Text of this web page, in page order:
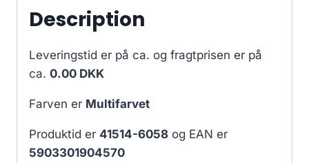
Description
Leveringstid er på ca. og fragtprisen er på
ca. 0.00 DKK
Farven er Multifarvet
Produktid er 41514-6058 og EAN er
5903301904570